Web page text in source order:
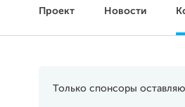
Проект Новости
Только спонсоры